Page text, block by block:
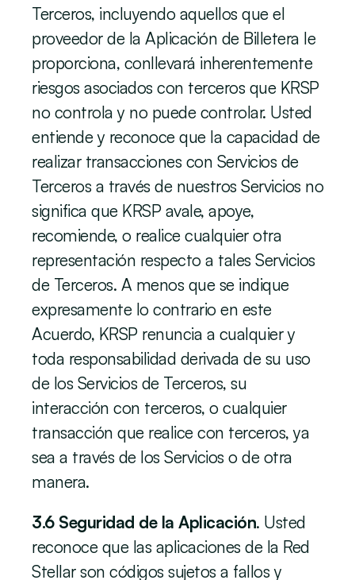
Terceros, incluyendo aquellos que el
proveedor de la Aplicación de Billetera le
proporciona, conllevará inherentemente
riesgos asociados con terceros que KRSP
no controla y no puede controlar. Usted
entiende y reconoce que la capacidad de
realizar transacciones con Servicios de
Terceros a través de nuestros Servicios no
significa que KRSP avale, apoye,
recomiende, o realice cualquier otra
representación respecto a tales Servicios
de Terceros. A menos que se indique
expresamente lo contrario en este
Acuerdo, KRSP renuncia a cualquier y
toda responsabilidad derivada de su uso
de los Servicios de Terceros, su
interacción con terceros, o cualquier
transacción que realice con terceros, ya
sea a través de los Servicios o de otra
manera.
3.6 Seguridad de la Aplicación. Usted
reconoce que las aplicaciones de la Red
Stellar son códigos sujetos a fallos y